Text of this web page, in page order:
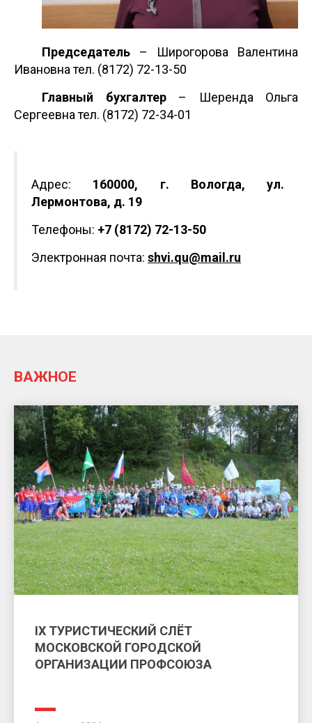
Председатель – Широгорова Валентина
Ивановна тел. (8172) 72-13-50
Главный бухгалтер– Шеренда Ольга
Сергеевна тел. (8172) 72-34-01
Адрес: 160000, г. Вологда, ул.
Лермонтова, д. 19
Телефоны: +7 (8172) 72-13-50
Электронная почта: shvi.qu@mail.ru
ВАЖНОЕ
IX ТУРИСТИЧЕСКИЙ СЛЁТ
МОСКОВСКОЙ ГОРОДСКОЙ
ОРГАНИЗАЦИИ ПРОФСОЮЗА